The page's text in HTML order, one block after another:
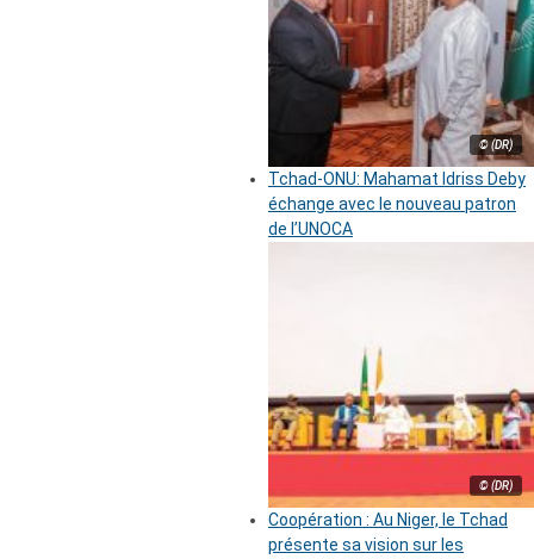
© (DR)
Tchad-ONU: Mahamat Idriss Deby
échange avec le nouveau patron
de l’UNOCA
© (DR)
Coopération : Au Niger, le Tchad
présente sa vision sur les